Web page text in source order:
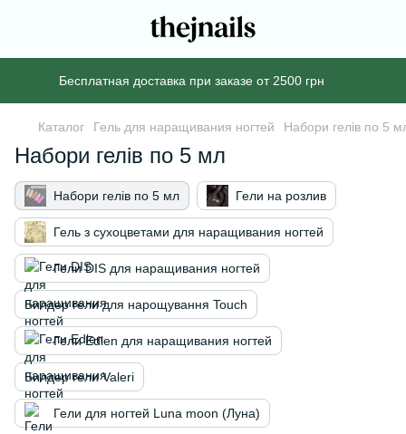
Бесплатная доставка при заказе от 2500 грн
Каталог Гель для наращивания ногтей Набори гелів по 5
Набори гелів по 5 мл
Набори гелів по 5 мл Гели на розлив
Гель з сухоцветами для наращивания ногтей
Гели DIS для наращивания ногтей
Билдер гели для нарощування Touch
Гели Edlen для наращивания ногтей
Билдер гели Valeri
Гели для ногтей Luna moon (Луна)